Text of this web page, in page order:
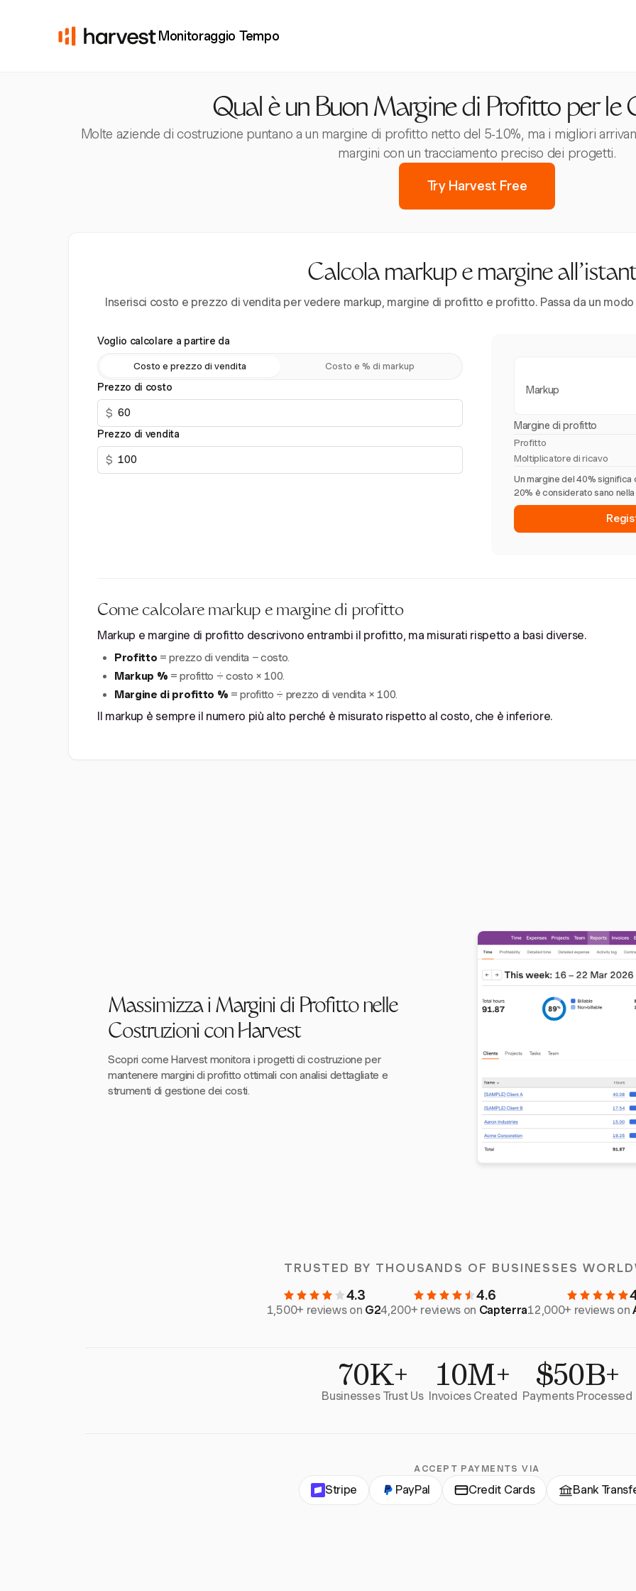
Monitoraggio Tempo
Qual è un Buon Margine di Profitto per le
Molte aziende di costruzione puntano a un margine di profitto netto del 5-10%, ma i migliori
margini con un tracciamento preciso dei progetti.
Try Harvest Free
Calcola markup e margine
Inserisci costo e prezzo di vendita per vedere markup, margine di profitto e profitto. Passa da un
Voglio calcolare a partire da
Costo e prezzo di vendita Costo e % di markup
Prezzo di costo
$
Prezzo di vendita
$
Markup
Margine di profitto
Profitto
Moltiplicatore di ricavo
Un margine del 40%
20% è considerato sano
Come calcolare markup e margine di profitto
Markup e margine di profitto descrivono entrambi il profitto, ma misurati rispetto a basi diverse.
Profitto = prezzo di vendita − costo.
Markup % = profitto ÷ costo × 100.
Margine di profitto % = profitto ÷ prezzo di vendita × 100.
Il markup è sempre il numero più alto perché è misurato rispetto al costo, che è inferiore.
Massimizza i Margini di Profitto nelle
Costruzioni con Harvest
Scopri come Harvest monitora i progetti di costruzione per
mantenere margini di profitto ottimali con analisi dettagliate e
strumenti di gestione dei costi.
TRUSTED BY THOUSANDS OF BUSINESSES
4.3
1,500+ reviews on G2
4.6
4,200+ reviews on Capterra12,000+ reviews on
70K+
Businesses Trust Us 10M+
Invoices Created $50B+
Payments Processed
ACCEPT PAYMENTS VIA
Stripe PayPal Credit Cards Bank